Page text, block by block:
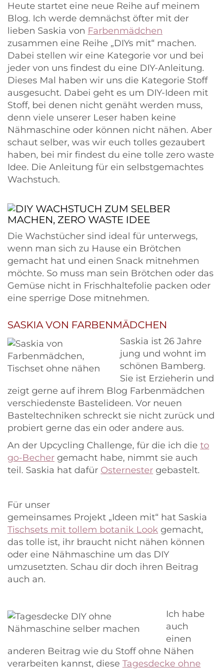
Heute startet eine neue Reihe auf meinem
Blog. Ich werde demnächst öfter mit der
lieben Saskia von Farbenmädchen
zusammen eine Reihe „DIYs mit“ machen.
Dabei stellen wir eine Kategorie vor und bei
jeder von uns findest du eine DIY-Anleitung.
Dieses Mal haben wir uns die Kategorie Stoff
ausgesucht. Dabei geht es um DIY-Ideen mit
Stoff, bei denen nicht genäht werden muss,
denn viele unserer Leser haben keine
Nähmaschine oder können nicht nähen. Aber
schaut selber, was wir euch tolles gezaubert
haben, bei mir findest du eine tolle zero waste
Idee. Die Anleitung für ein selbstgemachtes
Wachstuch.
Die Wachstücher sind ideal für unterwegs,
wenn man sich zu Hause ein Brötchen
gemacht hat und einen Snack mitnehmen
möchte. So muss man sein Brötchen oder das
Gemüse nicht in Frischhaltefolie packen oder
eine sperrige Dose mitnehmen.
SASKIA VON FARBENMÄDCHEN
Saskia ist 26 Jahre
jung und wohnt im
schönen Bamberg.
Sie ist Erzieherin und
zeigt gerne auf ihrem Blog Farbenmädchen
verschiedenste Bastelideen. Vor neuen
Basteltechniken schreckt sie nicht zurück und
probiert gerne das ein oder andere aus.
An der Upcycling Challenge, für die ich die to
go-Becher gemacht habe, nimmt sie auch
teil. Saskia hat dafür Osternester gebastelt.
Für unser
gemeinsames Projekt „Ideen mit“ hat Saskia
Tischsets mit tollem botanik Look gemacht,
das tolle ist, ihr braucht nicht nähen können
oder eine Nähmaschine um das DIY
umzusetzten. Schau dir doch ihren Beitrag
auch an.
Ich habe
auch
einen
anderen Beitrag wie du Stoff ohne Nähen
verarbeiten kannst, diese Tagesdecke ohne